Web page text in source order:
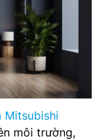
Mitsubishi
môi trường,